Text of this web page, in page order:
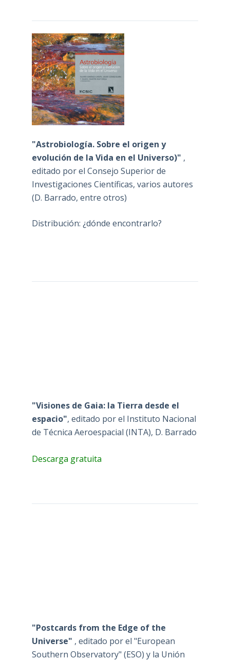
"Astrobiología. Sobre el origen y
evolución de la Vida en el Universo)" ,
editado por el Consejo Superior de
Investigaciones Científicas, varios autores
(D. Barrado, entre otros)
Distribución: ¿dónde encontrarlo?
"Visiones de Gaia: la Tierra desde el
espacio", editado por el Instituto Nacional
de Técnica Aeroespacial (INTA), D. Barrado
Descarga gratuita
"Postcards from the Edge of the
Universe" , editado por el "European
Southern Observatory" (ESO) y la Unión